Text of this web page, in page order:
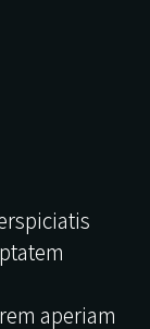
aperiam